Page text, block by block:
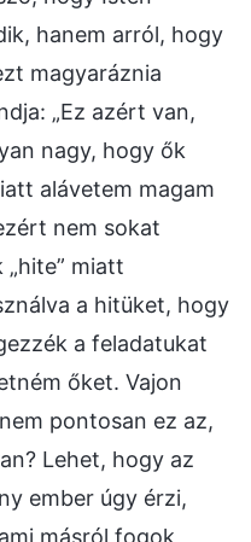
hanem arról, hogy
magyaráznia
„Ez azért van,
nagy, hogy ők
alávetem magam
nem sokat
„hite” miatt
a hitüket, hogy
a feladatukat
őket. Vajon
pontosan ez az,
Lehet, hogy az
ember úgy érzi,
másról fogok